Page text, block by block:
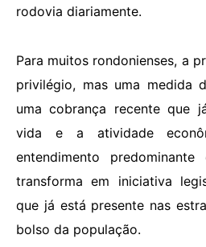
rodovia diariamente.
Para muitos rondonienses, a
privilégio, mas uma medida
uma cobrança recente que
vida e a atividade
entendimento
transforma em iniciativa
que já está presente nas
bolso da população.